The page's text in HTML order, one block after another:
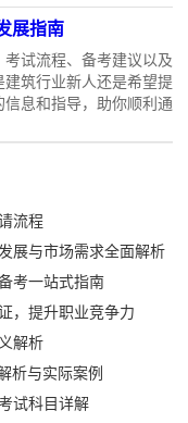
展指南
试流程、备考建议以及
筑行业新人还是希望提
息和指导，助你顺利通
流程
展与市场需求全面解析
考一站式指南
，提升职业竞争力
解析
析与实际案例
试科目详解